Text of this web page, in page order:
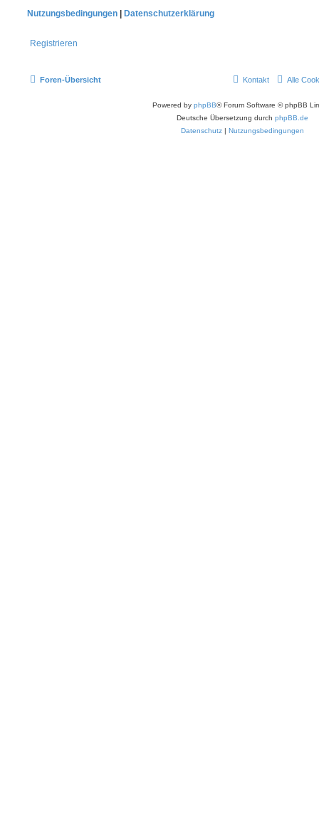
Nutzungsbedingungen
Datenschutzerklärung
Registrieren
Foren-Übersicht Alle
Kontakt
Powered by phpBB® Forum Software © phpBB
Deutsche Übersetzung durch phpBB.de
Datenschutz | Nutzungsbedingungen